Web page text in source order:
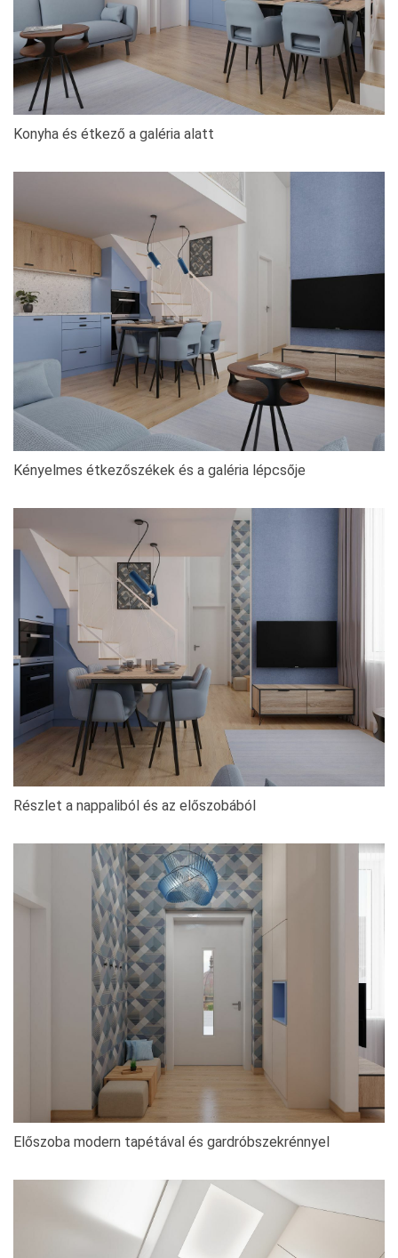
Konyha és étkező a galéria alatt
Kényelmes étkezőszékek és a galéria lépcsője
Részlet a nappaliból és az előszobából
Előszoba modern tapétával és gardróbszekrénnyel